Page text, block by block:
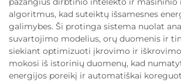
algoritmus, kad suteiktų išsamesnes
galimybes. Ši protinga sistema nuolat
suvartojimo modelius, orų duomenis ir
siekiant optimizuoti įkrovimo ir
mokosi iš istorinių duomenų, kad
energijos poreikį ir automatiškai